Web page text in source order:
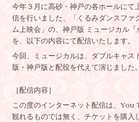
今年３月に高砂・神戸の各ホールに
信を行いました、「くるみダンスフ
ム上映会」の、神戸版 ミュージカル「
を、以下の内容にて配信いたします。
今回、ミュージカルは、ダブルキャス
版・神戸版と配役を代えて演じました。
［配信内容］
この度のインターネット配信は、You
観れるものでは無く、チケットを購